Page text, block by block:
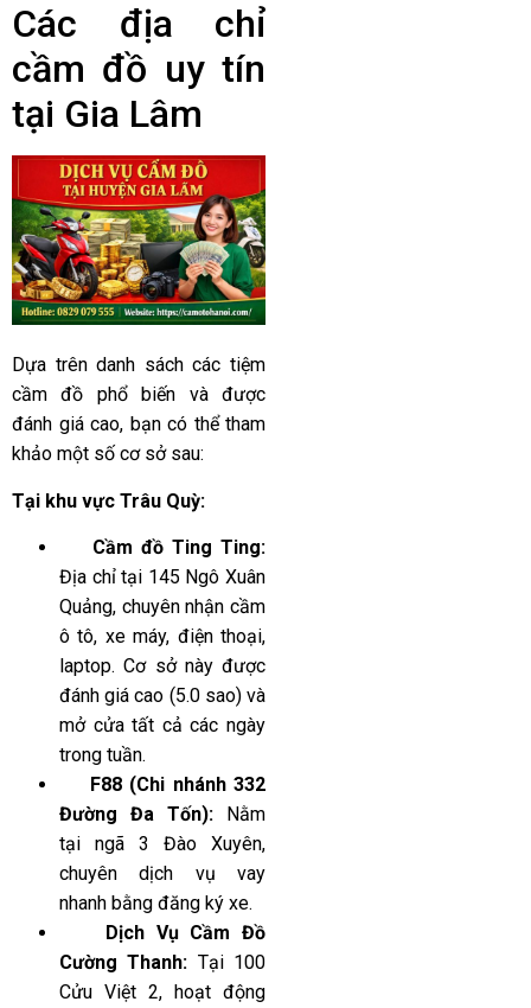
Các địa chỉ
cầm đồ uy tín
tại Gia Lâm
Dựa trên danh sách các tiệm
cầm đồ phổ biến và được
đánh giá cao, bạn có thể tham
khảo một số cơ sở sau:
Tại khu vực Trâu Quỳ:
Cầm đồ Ting Ting:
Địa chỉ tại 145 Ngô Xuân
Quảng, chuyên nhận cầm
ô tô, xe máy, điện thoại,
laptop. Cơ sở này được
đánh giá cao (5.0 sao) và
mở cửa tất cả các ngày
trong tuần.
F88 (Chi nhánh 332
Đường Đa Tốn): Nằm
tại ngã 3 Đào Xuyên,
chuyên dịch vụ vay
nhanh bằng đăng ký xe.
Dịch Vụ Cầm Đồ
Cường Thanh: Tại 100
Cửu Việt 2, hoạt động